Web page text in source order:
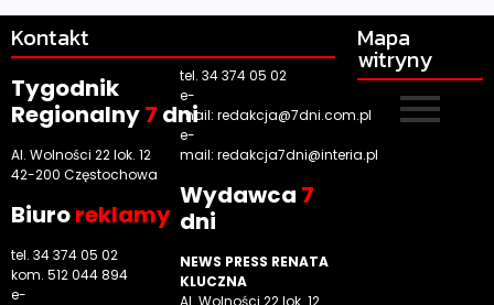
Kontakt
Tygodnik
Regionalny7 dni
Al. Wolności 22 lok. 12
42-200 Częstochowa
Biuroreklamy
tel. 34 374 05 02
kom. 512 044 894
e-
tel. 34 374 05 02
e-
mail: redakcja@7dni.com.pl
e-
mail: redakcja7dni@interia.pl
Wydawca 7
dni
NEWS PRESS RENATA
KLUCZNA
Al. Wolności 22 lok. 12
Mapa
witryny